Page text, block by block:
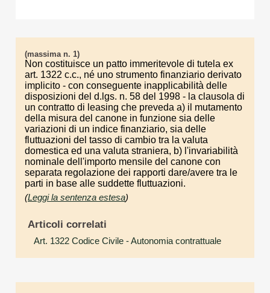
(massima n. 1)
Non costituisce un patto immeritevole di tutela ex
art. 1322 c.c., né uno strumento finanziario derivato
implicito - con conseguente inapplicabilità delle
disposizioni del d.lgs. n. 58 del 1998 - la clausola di
un contratto di leasing che preveda a) il mutamento
della misura del canone in funzione sia delle
variazioni di un indice finanziario, sia delle
fluttuazioni del tasso di cambio tra la valuta
domestica ed una valuta straniera, b) l'invariabilità
nominale dell'importo mensile del canone con
separata regolazione dei rapporti dare/avere tra le
parti in base alle suddette fluttuazioni.
(Leggi la sentenza estesa)
Articoli correlati
Art. 1322 Codice Civile - Autonomia contrattuale